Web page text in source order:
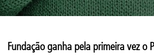
Fundação ganha pela primeira vez o